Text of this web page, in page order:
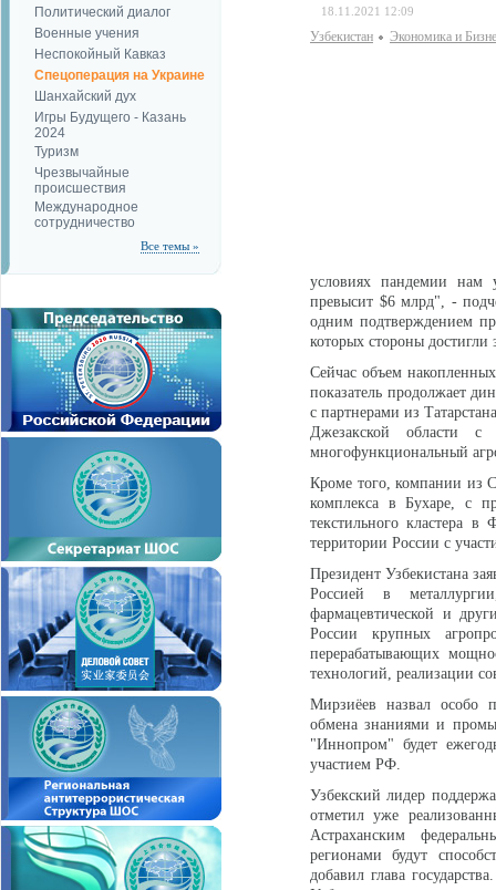
Политический диалог
Военные учения
Неспокойный Кавказ
Спецоперация на Украине
Шанхайский дух
Игры Будущего - Казань
2024
Туризм
Чрезвычайные
происшествия
Международное
сотрудничество
Все темы »
18.11.2021 12:09
Узбекистан Экономика и
условиях пандемии нам
превысит $6 млрд", -
одним подтверждением
которых стороны достигли
Сейчас объем
показатель продолжает
с партнерами из
Джезакской области с
многофункциональный
Кроме того, компании из
комплекса в Бухаре, с
текстильного кластера
территории России с
Президент Узбекистана
Россией в
фармацевтической и
России крупных
перерабатывающих
технологий, реализации
Мирзиёев назвал особо
обмена знаниями и
"Иннопром" будет
участием РФ.
Узбекский лидер
отметил уже
Астраханским
регионами будут
добавил глава